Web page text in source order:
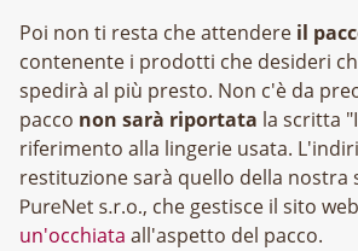
Poi non ti resta che attendere il
contenente i prodotti che desideri
spedirà al più presto. Non c'è da
pacco non sarà riportata la scritta
riferimento alla lingerie usata.
restituzione sarà quello della nostra
, che gestisce il sito
un'occhiata all'aspetto del pacco.